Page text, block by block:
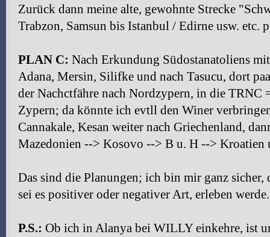
Zurück dann meine alte, gewohnte Strecke
Trabzon, Samsun bis Istanbul / Edirne usw. etc.
PLAN C: Nach Erkundung Südostanatoliens
Adana, Mersin, Silifke und nach Tasucu, dort
der Nachctfähre nach Nordzypern, in die
Zypern; da könnte ich evtll den Winer
Cannakale, Kesan weiter nach Griechenland,
Mazedonien --> Kosovo --> B u. H --> Kroatien
Das sind die Planungen; ich bin mir ganz sicher,
sei es positiver oder negativer Art, erleben werde.
P.S.: Ob ich in Alanya bei WILLY einkehre, ist